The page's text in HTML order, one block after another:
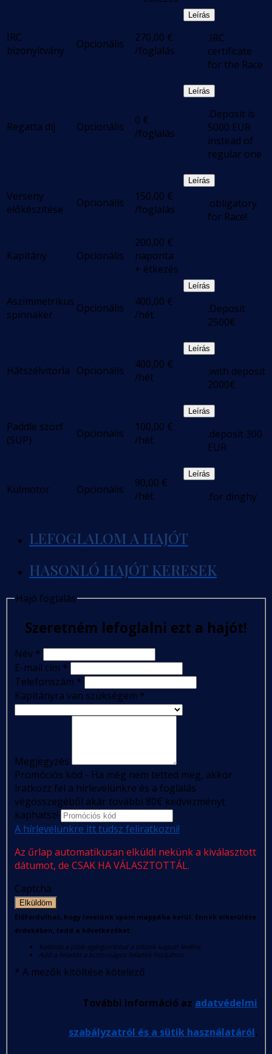
IRC
bizonyítvány
Opcionális 270,00 €
/foglalás
Leírás
.IRC
certificate
for the Race
Regatta díj Opcionális 0 €
/foglalás
Leírás
.Deposit is
5000 EUR
instead of
regular one
Verseny
előkészítése
Opcionális 150,00 €
/foglalás
Leírás
.obligatory
for Race!
Kapitány Opcionális
200,00 €
naponta
+ étkezés
Aszimmetrikus
spinnaker
Opcionális 400,00 €
/hét
Leírás
.Deposit
2500€
Hátszélvitorla Opcionális 400,00 €
/hét
Leírás
.with deposit
2000€
Paddle szörf
(SUP)
Opcionális 100,00 €
/hét
Leírás
.deposit 300
EUR
Külmotor Opcionális 90,00 €
/hét
Leírás
.for dinghy
LEFOGLALOM A HAJÓT
HASONLÓ HAJÓT KERESEK
Hajó foglalás
Szeretném lefoglalni ezt a hajót!
Név *
E-mail cím *
Telefonszám *
Kapitányra van szükségem *
Megjegyzés
Promóciós kód - Ha még nem tetted meg, akkor
iratkozz fel a hírlevelünkre és a foglalás
végösszegéből akár további 80€ kedvezményt
kaphatsz!
A hírlevelünkre itt tudsz feliratkozni!
Az űrlap automatikusan elküldi nekünk a kiválasztott
dátumot, de CSAK HA VÁLASZTOTTÁL.
Captcha
Elküldöm
Előfordulhat, hogy levelünk spam mappába kerül. Ennek elkerülése
érdekében, tedd a következőket:
Kattints a jobb egérgombbal a tőlünk kapott levélre
Add a feladót a biztonságos feladók listájához
* A mezők kitöltése kötelező
További információ az adatvédelmi
szabályzatról és a sütik használatáról.